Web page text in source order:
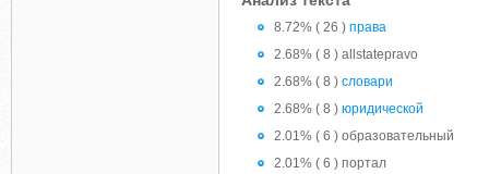
8.72% ( 26 ) права
2.68% ( 8 ) allstatepravo
2.68% ( 8 ) словари
2.68% ( 8 ) юридической
2.01% ( 6 ) образовательный
2.01% ( 6 ) портал